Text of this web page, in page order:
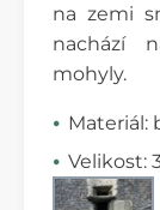
na zemi
nachází
mohyly.
Materiál:
Velikost: